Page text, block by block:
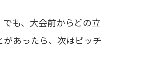
も、大会前からどの立
あったら、次はピッチ